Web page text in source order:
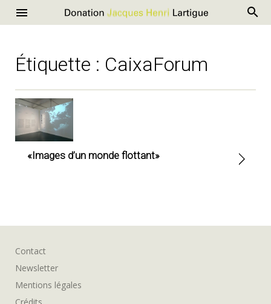
contenu
MenuDonation
Lartigue
Étiquette : CaixaForum
«Images d’un monde flottant»
Contact
Newsletter
Mentions légales